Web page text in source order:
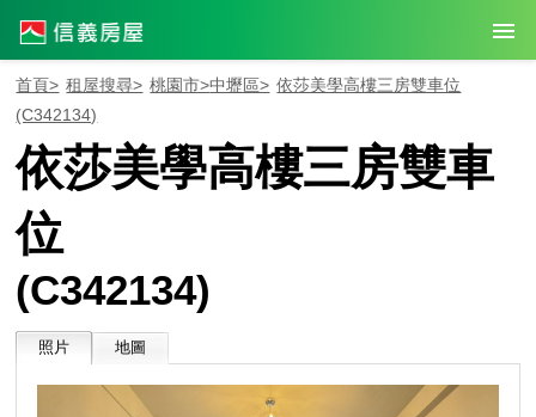
首頁> 租屋搜尋> 桃園市>中壢區> 依莎美學高樓三房雙車位
(C342134)
依莎美學高樓三房雙車
位
(C342134)
照片 地圖